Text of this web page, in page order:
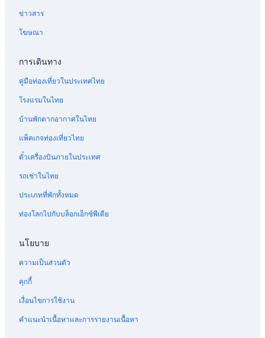
ข่าวสาร
โฆษณา
การเดินทาง
คู่มือท่องเที่ยวในประเทศไทย
โรงแรมในไทย
บ้านพักตากอากาศในไทย
แพ็คเกจท่องเที่ยวไทย
ตั๋วเครื่องบินภายในประเทศ
รถเช่าในไทย
ประเภทที่พักทั้งหมด
ท่องโลกไปกับบล็อกเอ็กซ์พีเดีย
นโยบาย
ความเป็นส่วนตัว
คุกกี้
เงื่อนไขการใช้งาน
คำแนะนำเนื้อหาและการรายงานเนื้อหา